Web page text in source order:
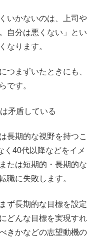
いかないのは、上司や
自分は悪くない」とい
なります。
つまずいたときにも、
です。
矛盾している
長期的な視野を持つこ
く40代以降などをイメ
たは短期的・長期的な
職に失敗します。
ず長期的な目標を設定
どんな目標を実現すれ
きかなどの志望動機の